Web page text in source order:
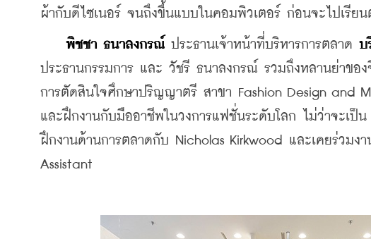
ผ้ากับดีไซเนอร์ จนถึงขึ้นแบบในคอมพิวเตอร์ ก่อนจะไปเรีย
พิชชา ธนาลงกรณ์ ประธานเจ้าหน้าที่บริหารการตลาด บ
ประธานกรรมการ และ วัชรี ธนาลงกรณ์ รวมถึงหลานย่าข
การตัดสินใจศึกษาปริญญาตรี สาขา Fashion Design and
และฝึกงานกับมืออาชีพในวงการแฟชั่นระดับโลก ไม่ว่าจะเ
ฝึกงานด้านการตลาดกับ Nicholas Kirkwood และเคยร่วม
Assistant